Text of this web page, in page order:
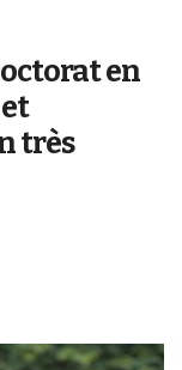
en
très